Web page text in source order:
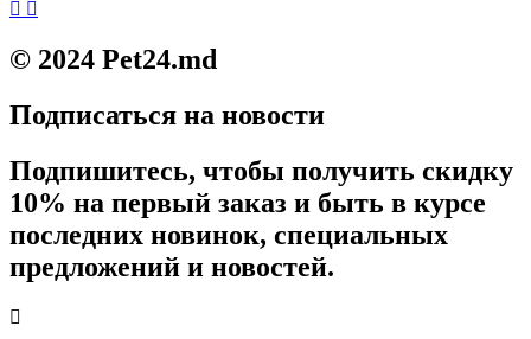
© 2024 Pet24.md
Подписаться на новости
Подпишитесь, чтобы получить скидку
10% на первый заказ и быть в курсе
последних новинок, специальных
предложений и новостей.